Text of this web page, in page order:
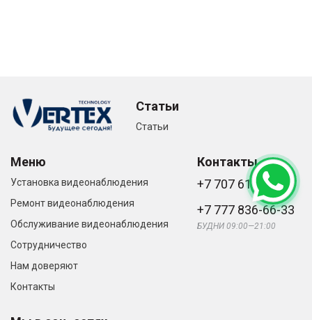
Статьи
Статьи
Меню
Установка видеонаблюдения
Ремонт видеонаблюдения
Обслуживание видеонаблюдения
Сотрудничество
Нам доверяют
Контакты
Контакты
+7 707 616-61-66
+7 777 836-66-33
БУДНИ 09:00—21:00